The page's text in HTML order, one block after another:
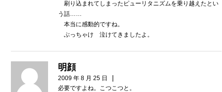
刷り込まれてしまったピューリタニズムを乗り越えたとい
う話……
本当に感動的ですね。
ぶっちゃけ 泣けてきましたよ。
明顔
2009 年 8 月 25 日 |
必要ですよね。こつこつと。